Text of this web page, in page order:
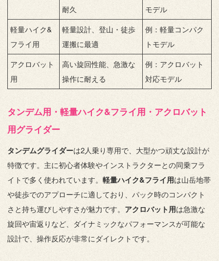
耐久
モデル
軽量ハイク&
フライ用
軽量設計、登山・徒歩
運搬に最適
例：軽量コンパク
トモデル
アクロバット
用
高い旋回性能、急激な
操作に耐える
例：アクロバット
対応モデル
タンデム用・軽量ハイク&フライ用・アクロバット
用グライダー
タンデムグライダーは2人乗り専用で、大型かつ頑丈な設計が
特徴です。主に初心者体験やインストラクターとの同乗フラ
イトで多く使われています。 軽量ハイク&フライ用は山岳地帯
や徒歩でのアプローチに適しており、パック時のコンパクト
さと持ち運びしやすさが魅力です。 アクロバット用は急激な
旋回や宙返りなど、ダイナミックなパフォーマンスが可能な
設計で、操作反応が非常にダイレクトです。